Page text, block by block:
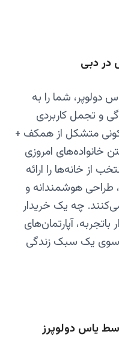
در دبی
دولوپر، شما را به
و تجمل کاربردی
متشکل از همکف +
خانواده‌های امروزی
از خانه‌ها را ارائه
هوشمندانه و
چه یک خریدار
آپارتمان‌های
سوی یک سبک زندگی
یاس دولوپرز